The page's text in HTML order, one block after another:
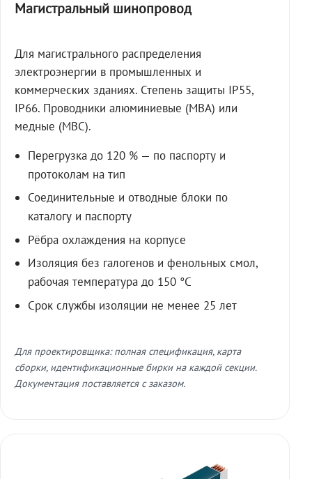
Магистральный шинопровод
Для магистрального распределения
электроэнергии в промышленных и
коммерческих зданиях. Степень защиты IP55,
IP66. Проводники алюминиевые (МВА) или
медные (МВС).
Перегрузка до 120 % — по паспорту и
протоколам на тип
Соединительные и отводные блоки по
каталогу и паспорту
Рёбра охлаждения на корпусе
Изоляция без галогенов и фенольных смол,
рабочая температура до 150 °C
Срок службы изоляции не менее 25 лет
Для проектировщика: полная спецификация, карта
сборки, идентификационные бирки на каждой секции.
Документация поставляется с заказом.